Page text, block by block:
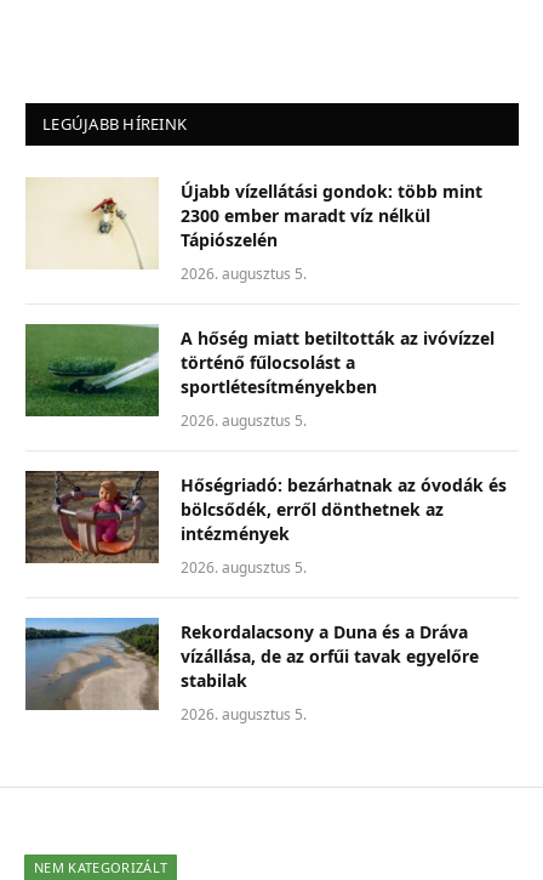
LEGÚJABB HÍREINK
Újabb vízellátási gondok: több mint
2300 ember maradt víz nélkül
Tápiószelén
2026. augusztus 5.
A hőség miatt betiltották az ivóvízzel
történő fűlocsolást a
sportlétesítményekben
2026. augusztus 5.
Hőségriadó: bezárhatnak az óvodák és
bölcsődék, erről dönthetnek az
intézmények
2026. augusztus 5.
Rekordalacsony a Duna és a Dráva
vízállása, de az orfűi tavak egyelőre
stabilak
2026. augusztus 5.
NEM KATEGORIZÁLT